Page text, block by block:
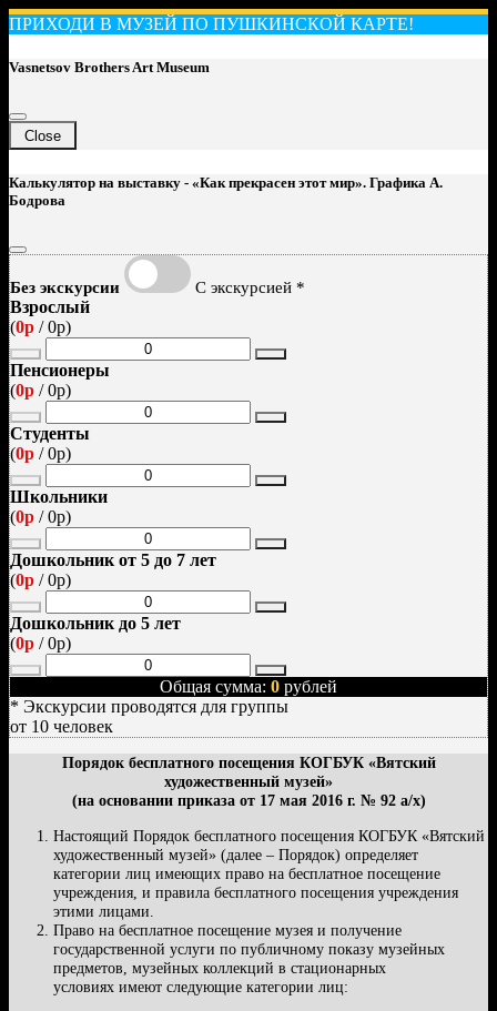
ПРИХОДИ В МУЗЕЙ ПО ПУШКИНСКОЙ КАРТЕ!
Vasnetsov Brothers Art Museum
Close
Калькулятор на выставку - «Как прекрасен этот мир». Графика А.
Бодрова
Без экскурсии
С экскурсией *
Взрослый
(0р /0р)
Пенсионеры
(0р /0р)
Студенты
(0р /0р)
Школьники
(0р /0р)
Дошкольник от 5 до 7 лет
(0р /0р)
Дошкольник до 5 лет
(0р /0р)
Общая сумма: 0 рублей
* Экскурсии проводятся для группы
от 10 человек
Порядок бесплатного посещения КОГБУК «Вятский
художественный музей»
(на основании приказа от 17 мая 2016 г. № 92 а/х)
Настоящий Порядок бесплатного посещения КОГБУК «Вятский
художественный музей» (далее – Порядок) определяет
категории лиц имеющих право на бесплатное посещение
учреждения, и правила бесплатного посещения учреждения
этими лицами.
Право на бесплатное посещение музея и получение
государственной услуги по публичному показу музейных
предметов, музейных коллекций в стационарных
условиях имеют следующие категории лиц: